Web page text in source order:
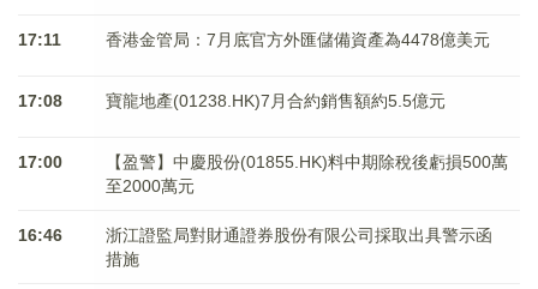
17:11 香港金管局：7月底官方外匯儲備資產為4478億美元
17:08 寶龍地產(01238.HK)7月合約銷售額約5.5億元
17:00
【盈警】中慶股份(01855.HK)料中期除稅後虧損500萬
至2000萬元
16:46
浙江證監局對財通證券股份有限公司採取出具警示函
措施